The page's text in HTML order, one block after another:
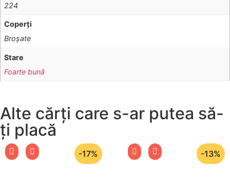
224
Coperţi
Broşate
Stare
Foarte bună
Alte cărți care s-ar putea să-
ți placă
-17% -13%